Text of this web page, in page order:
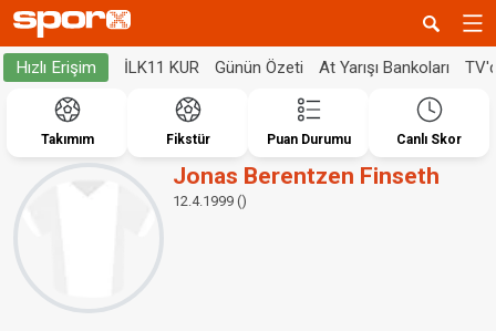
Hızlı Erişim İLK11 KUR Günün Özeti At Yarışı Bankoları
Takımım Fikstür Puan Durumu Canlı Skor
Jonas Berentzen Finseth
12.4.1999 ()